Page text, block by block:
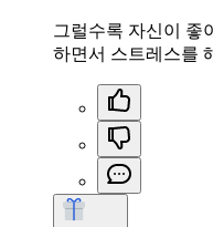
그럴수록 자신이 좋
하면서 스트레스를